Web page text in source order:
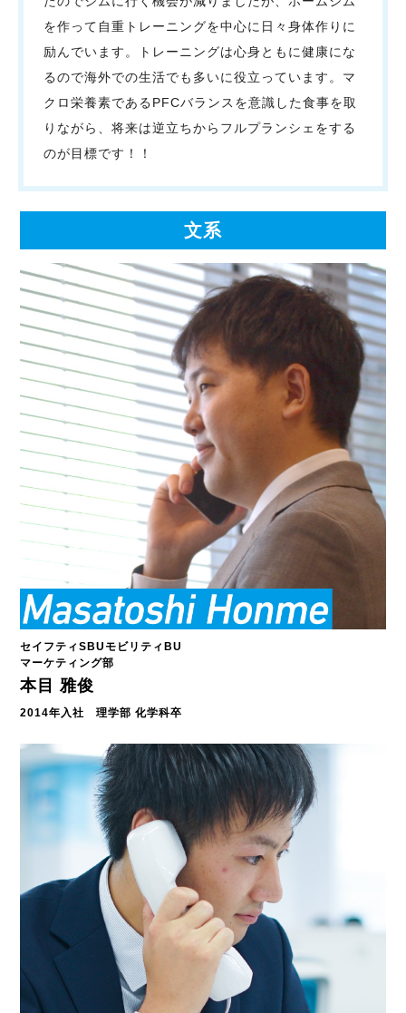
を作って自重トレーニングを中心に日々身体作りに
励んでいます。トレーニングは心身ともに健康にな
るので海外での生活でも多いに役立っています。マ
クロ栄養素であるPFCバランスを意識した食事を取
りながら、将来は逆立ちからフルプランシェをする
のが目標です！！
文系
セイフティSBUモビリティBU
マーケティング部
本目 雅俊
2014年入社 理学部 化学科卒